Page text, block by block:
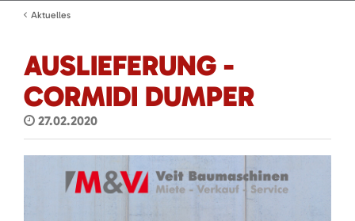
Aktuelles
AUSLIEFERUNG -
CORMIDI DUMPER
27.02.2020